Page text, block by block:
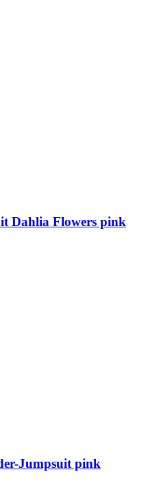
Dahlia Flowers pink
Jumpsuit pink